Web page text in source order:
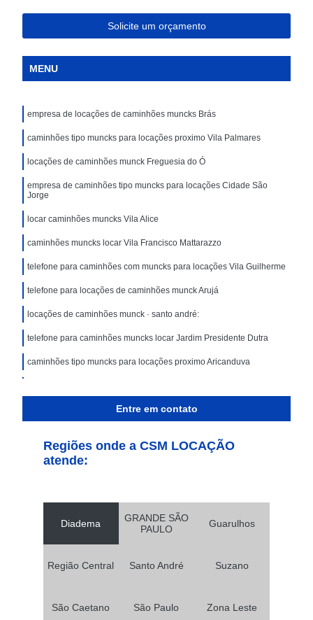
Solicite um orçamento
MENU
empresa de locações de caminhões muncks Brás
caminhões tipo muncks para locações proximo Vila Palmares
locações de caminhões munck Freguesia do Ó
empresa de caminhões tipo muncks para locações Cidade São
Jorge
locar caminhões muncks Vila Alice
caminhões muncks locar Vila Francisco Mattarazzo
telefone para caminhões com muncks para locações Vila Guilherme
telefone para locações de caminhões munck Arujá
locações de caminhões munck · santo andré:
telefone para caminhões muncks locar Jardim Presidente Dutra
caminhões tipo muncks para locações proximo Aricanduva
empresa de caminhões tipo munck para locar Carandiru
locações de caminhões munck proximo Santo Antônio
caminhões tipo munck para locar Imirim
locações de caminhões munck proximo Jardim Bela Vista
Entre em contato
Regiões onde a CSM LOCAÇÃO
atende:
Diadema
GRANDE SÃO
PAULO
Guarulhos
Região Central Santo André Suzano
São Caetano São Paulo Zona Leste